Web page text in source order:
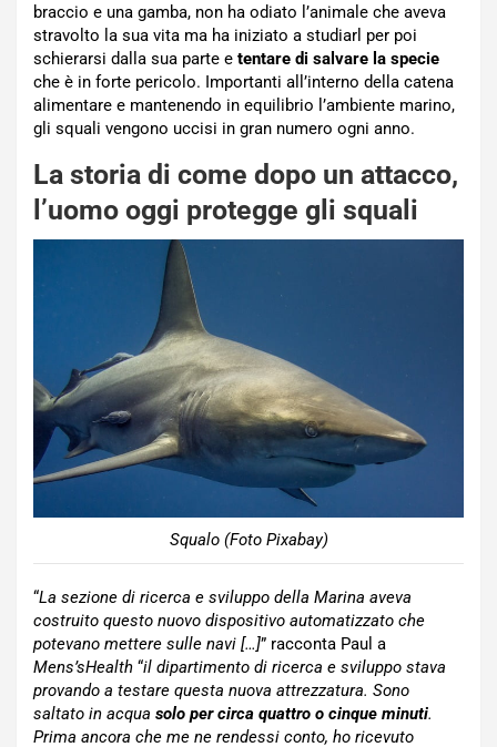
braccio e una gamba, non ha odiato l’animale che aveva
stravolto la sua vita ma ha iniziato a studiarl per poi
schierarsi dalla sua parte e tentare di salvare la specie
che è in forte pericolo. Importanti all’interno della catena
alimentare e mantenendo in equilibrio l’ambiente marino,
gli squali vengono uccisi in gran numero ogni anno.
La storia di come dopo un attacco,
l’uomo oggi protegge gli squali
Squalo (Foto Pixabay)
“La sezione di ricerca e sviluppo della Marina aveva
costruito questo nuovo dispositivo automatizzato che
potevano mettere sulle navi […]” racconta Paul a
Mens’sHealth “il dipartimento di ricerca e sviluppo stava
provando a testare questa nuova attrezzatura. Sono
saltato in acqua solo per circa quattro o cinque minuti.
Prima ancora che me ne rendessi conto, ho ricevuto